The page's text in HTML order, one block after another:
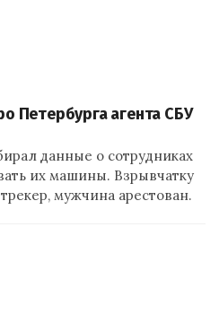
Петербурга агента СБУ
данные о сотрудниках
их машины. Взрывчатку
мужчина арестован.